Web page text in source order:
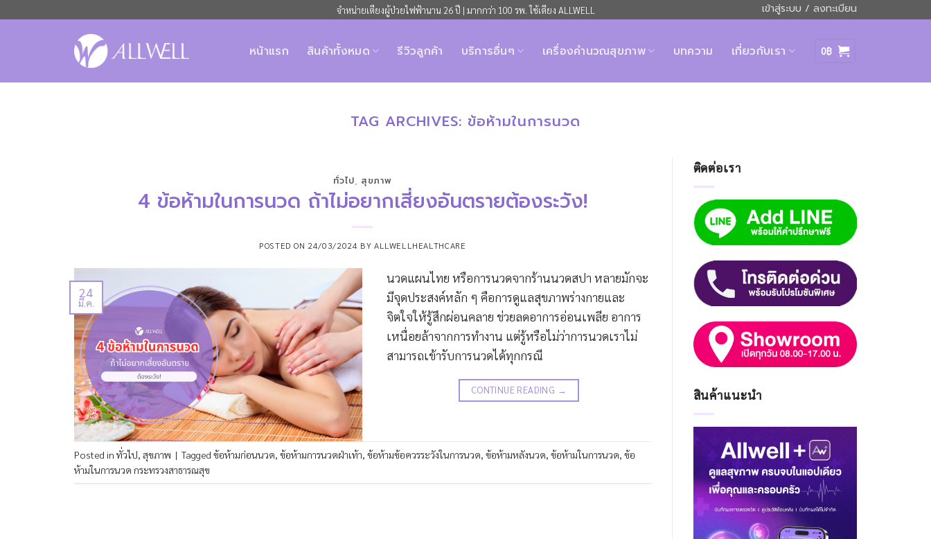
จำหน่ายเตียงผู้ป่วยไฟฟ้านาน 26 ปี | มากกว่า 100 รพ. ใช้เตียง ALLWELL เข้าสู่ระบบ / ลงทะเบียน
หน้าแรก สินค้าทั้งหมด รีวิวลูกค้า บริการอื่นๆ เครื่องคำนวณสุขภาพ บทความ เกี่ยวกับเรา 0฿
TAG ARCHIVES: ข้อห้ามในการนวด
ทั่วไป สุขภาพ
4 ข้อห้ามในการนวด ถ้าไม่อยากเสี่ยงอันตรายต้องระวัง!
POSTED ON 24/03/2024 BY ALLWELLHEALTHCARE
24
มี.ค.
นวดแผนไทย หรือการนวดจากร้านนวดสปา หลายมักจะ
มีจุดประสงค์หลัก ๆ คือการดูแลสุขภาพร่างกายและ
จิตใจให้รู้สึกผ่อนคลาย ช่วยลดอาการอ่อนเพลีย อาการ
เหนื่อยล้าจากการทำงาน แต่รู้หรือไม่ว่าการนวดเราไม่
สามารถเข้ารับการนวดได้ทุกกรณี
CONTINUE READING →
Posted in ทั่วไป, สุขภาพ | Tagged ข้อห้ามก่อนนวด, ข้อห้ามการนวดฝ่าเท้า, ข้อห้ามข้อควรระวังในการนวด, ข้อห้ามหลังนวด, ข้อห้ามในการนวด, ข้อ
ห้ามในการนวด กระทรวงสาธารณสุข
ติดต่อเรา
สินค้าแนะนำ